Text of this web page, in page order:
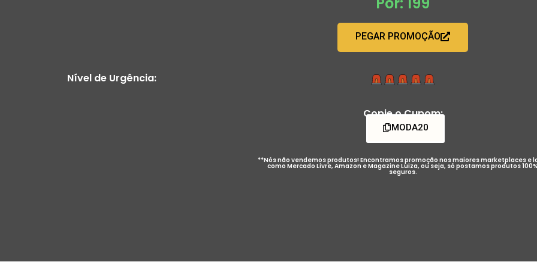
PEGAR PROMOÇÃO
Nível de Urgência:
Copie o Cupom:
MODA20
**Nós não vendemos produtos! Encontramos promoção nos maiores marketplaces e
como Mercado Livre, Amazon e Magazine Luiza, ou seja, só postamos produtos 100%
seguros.